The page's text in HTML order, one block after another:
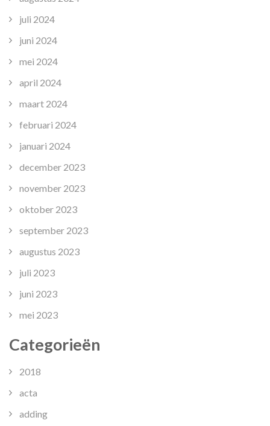
juli 2024
juni 2024
mei 2024
april 2024
maart 2024
februari 2024
januari 2024
december 2023
november 2023
oktober 2023
september 2023
augustus 2023
juli 2023
juni 2023
mei 2023
Categorieën
2018
acta
adding